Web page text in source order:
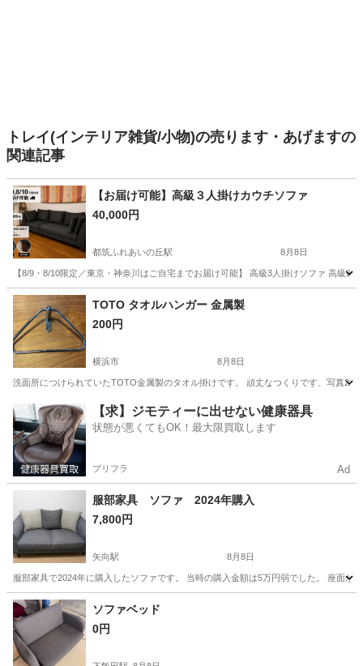
トレイ(インテリア雑貨/小物)の売ります・あげますの
関連記事
【お届け可能】高級３人掛けカウチソファ
40,000円
都筑ふれあいの丘駅 8月8日
【8/9・8/10限定／東京・神奈川はご自宅までお届け可能】 高級3人掛けソファ 高級
神奈川 横浜市 都筑ふれあいの丘駅 ソファ
TOTO タオルハンガー 金属製
200円
横浜市 8月8日
洗面所につけられていたTOTO金属製のタオル掛けです。 頑丈なつくりです、写真2
神奈川 横浜市 インテリア雑貨/小物 TOTO
【求】ジモティーに出せない健康器具
状態が悪くてもOK！最大限買取します
プリフラ Ad
服部家具 ソファ 2024年購入
7,800円
矢向駅 8月8日
服部家具で2024年に購入したソファです。 当時の購入金額は5万円弱でした。 座面
神奈川 川崎市 矢向駅 ソファ
ソファベッド
0円